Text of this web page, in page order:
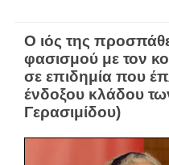
Ο ιός της
φασισμού με τον
σε επιδημία που
ένδοξου κλάδου
Γερασιμίδου)